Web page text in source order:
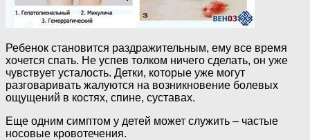
Ребенок становится раздражительным, ему все время
хочется спать. Не успев толком ничего сделать, он уже
чувствует усталость. Детки, которые уже могут
разговаривать жалуются на возникновение болевых
ощущений в костях, спине, суставах.
Еще одним симптом у детей может служить – частые
носовые кровотечения.